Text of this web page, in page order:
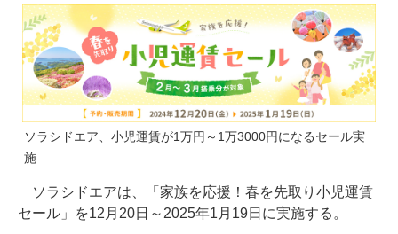
ソラシドエア、小児運賃が1万円～1万3000円になるセール実
施
ソラシドエアは、「家族を応援！春を先取り小児運賃
セール」を12月20日～2025年1月19日に実施する。